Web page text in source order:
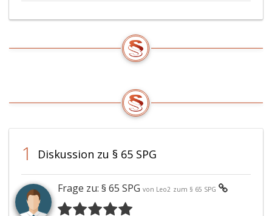
1 Diskussion zu § 65 SPG
Frage zu: § 65 SPG von Leo2 zum § 65 SPG